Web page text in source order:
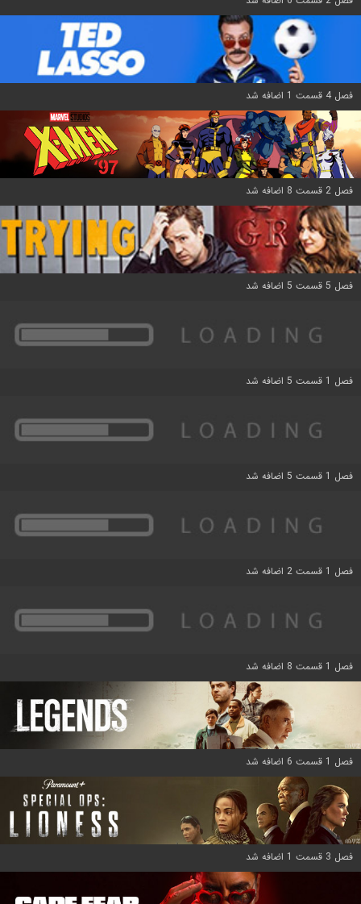
فصل 4 قسمت 1 اضافه شد
فصل 2 قسمت 8 اضافه شد
فصل 5 قسمت 5 اضافه شد
فصل 1 قسمت 5 اضافه شد
فصل 1 قسمت 5 اضافه شد
فصل 1 قسمت 2 اضافه شد
فصل 1 قسمت 8 اضافه شد
فصل 1 قسمت 6 اضافه شد
فصل 3 قسمت 1 اضافه شد